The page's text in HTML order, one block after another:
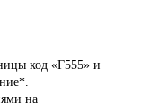
код «Г555» и
на